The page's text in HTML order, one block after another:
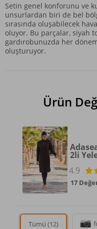
Setin genel konforunu ve
unsurlardan biri de bel
sırasında oluşabilecek
oluyor. Bu parçalar, siyah
gardırobunuzda her
oluşturuyor.
Ürün
4.9
17
Tümü (12)